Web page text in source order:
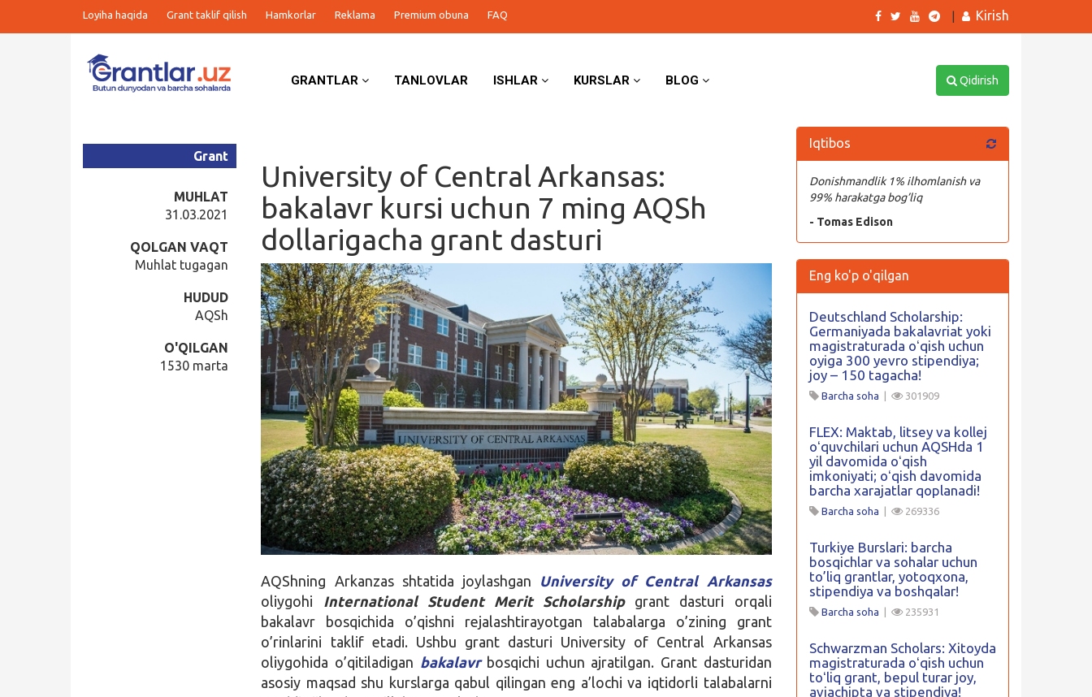
Loyiha haqida Grant taklif qilish Hamkorlar Reklama Premium obuna FAQ Kirish
GRANTLAR TANLOVLAR ISHLAR KURSLAR BLOG Qidirish
University of Central Arkansas:
bakalavr kursi uchun 7 ming AQSh
dollarigacha grant dasturi
Grant
MUHLAT
31.03.2021
QOLGAN VAQT
Muhlat tugagan
HUDUD
AQSh
O'QILGAN
1530 marta
AQShning Arkanzas shtatida joylashgan University of Central Arkansas
oliygohi
International Student Merit Scholarship grant dasturi orqali
bakalavr bosqichida o’qishni rejalashtirayotgan talabalarga o’zining grant
o’rinlarini taklif etadi. Ushbu grant dasturi University of Central Arkansas
oliygohida o’qitiladigan bakalavrbosqichi uchun ajratilgan. Grant dasturidan
asosiy maqsad shu kurslarga qabul qilingan eng a’lochi va iqtidorli talabalarni
Iqtibos
Donishmandlik 1% ilhomlanish va
99% harakatga bog’liq
- Tomas Edison
Eng ko'p o'qilgan
Deutschland Scholarship:
Germaniyada bakalavriat yoki
magistraturada oʻqish uchun
oyiga 300 yevro stipendiya;
joy – 150 tagacha!
Barcha soha 301909
FLEX: Maktab, litsey va kollej
oʻquvchilari uchun AQSHda 1
yil davomida oʻqish
imkoniyati; oʻqish davomida
barcha xarajatlar qoplanadi!
Barcha soha 269336
Turkiye Burslari: barcha
bosqichlar va sohalar uchun
to’liq grantlar, yotoqxona,
stipendiya va boshqalar!
Barcha soha 235931
Schwarzman Scholars: Xitoyda
magistraturada oʻqish uchun
toʻliq grant, bepul turar joy,
aviachipta va stipendiya!